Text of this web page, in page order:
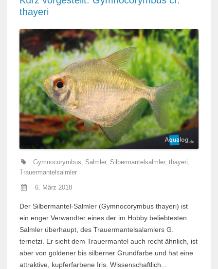
thayeri
Gymnocorymbus Salmler, Silbermantelsalmler, thayeri
Trauermantelsalmler
6. März 2018
Der Silbermantel-Salmler (Gymnocorymbus thayeri) ist
ein enger Verwandter eines der im Hobby beliebtesten
Salmler überhaupt, des Trauermantelsalamlers G.
ternetzi. Er sieht dem Trauermantel auch recht ähnlich, ist
aber von goldener bis silberner Grundfarbe und hat eine
attraktive, kupferfarbene Iris. Wissenschaftlich...